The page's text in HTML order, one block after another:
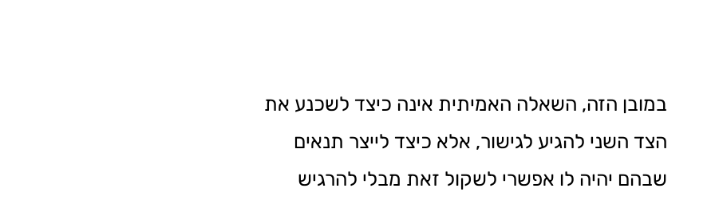
במובן הזה, השאלה האמיתית אינה כיצד לשכנע את
הצד השני להגיע לגישור, אלא כיצד לייצר תנאים
שבהם יהיה לו אפשרי לשקול זאת מבלי להרגיש